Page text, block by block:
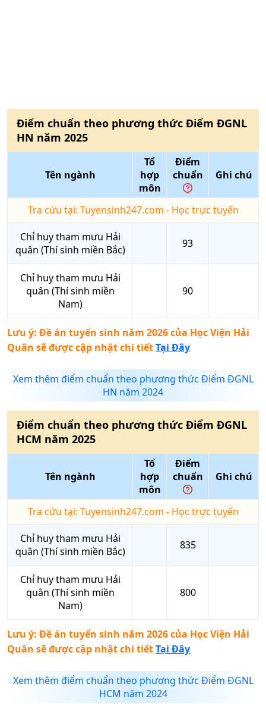
Điểm chuẩn theo phương thức Điểm ĐGNL
HN năm 2025
Tên ngành
Tổ
hợp
môn
Điểm
chuẩn
Ghi chú
Tra cứu tại: Tuyensinh247.com - Học trực tuyến
Chỉ huy tham mưu Hải
quân (Thí sinh miền Bắc)
93
Chỉ huy tham mưu Hải
quân (Thí sinh miền
Nam)
90
Lưu ý: Đề án tuyển sinh năm 2026 của Học Viện Hải
Quân sẽ được cập nhật chi tiếtTại Đây
Xem thêm điểm chuẩn theo phương thức Điểm ĐGNL
HN năm 2024
Điểm chuẩn theo phương thức Điểm ĐGNL
HCM năm 2025
Tên ngành
Tổ
hợp
môn
Điểm
chuẩn
Ghi chú
Tra cứu tại: Tuyensinh247.com - Học trực tuyến
Chỉ huy tham mưu Hải
quân (Thí sinh miền Bắc)
835
Chỉ huy tham mưu Hải
quân (Thí sinh miền
Nam)
800
Lưu ý: Đề án tuyển sinh năm 2026 của Học Viện Hải
Quân sẽ được cập nhật chi tiếtTại Đây
Xem thêm điểm chuẩn theo phương thức Điểm ĐGNL
HCM năm 2024